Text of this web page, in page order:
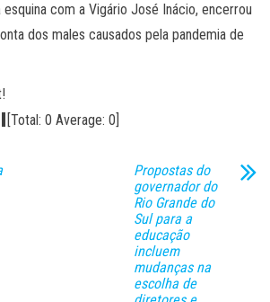
esquina com a Vigário José Inácio, encerrou
dos males causados pela pandemia de
[Total: 0 Average: 0]
Propostas do
governador do
Rio Grande do
Sul para a
educação
incluem
mudanças na
escolha de